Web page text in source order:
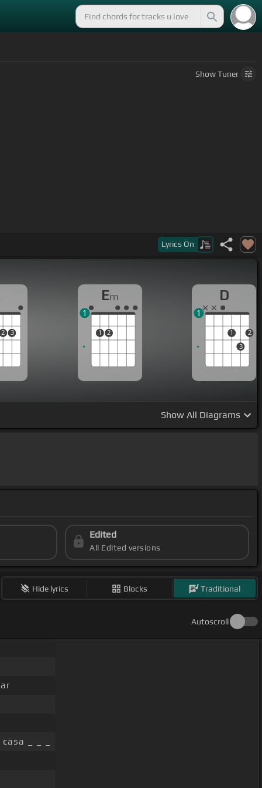
ShowTuner
Lyrics On
2 3
Em
1 2
1
D
1
3
2
1
Show All Diagrams
Edited
All Edited versions
Hide lyrics Blocks Traditional
Autoscroll
_ _ _